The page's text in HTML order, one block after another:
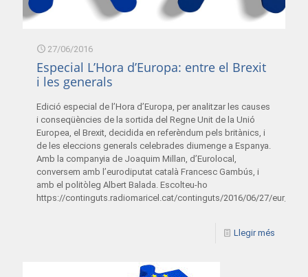
27/06/2016
Especial L’Hora d’Europa: entre el Brexit
i les generals
Edició especial de l’Hora d’Europa, per analitzar les causes
i conseqüències de la sortida del Regne Unit de la Unió
Europea, el Brexit, decidida en referèndum pels britànics, i
de les eleccions generals celebrades diumenge a Espanya.
Amb la companyia de Joaquim Millan, d’Eurolocal,
conversem amb l’eurodiputat català Francesc Gambús, i
amb el politòleg Albert Balada. Escolteu-ho
https://continguts.radiomaricel.cat/continguts/2016/06/27/
Llegir més